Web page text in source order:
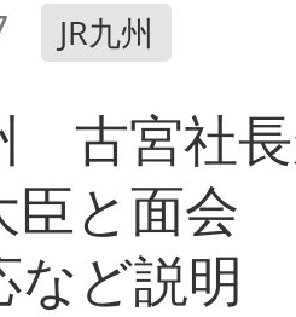
JR九州
古宮社
臣と面会
など説明